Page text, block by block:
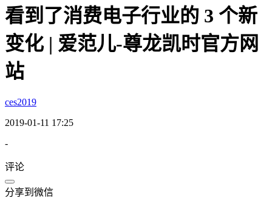
看到了消费电子行业的 3 个新
变化 | 爱范儿-尊龙凯时官方网
站
ces2019
2019-01-11 17:25
-
评论
分享到微信